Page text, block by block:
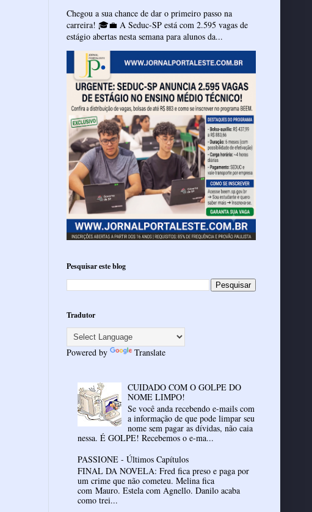
Chegou a sua chance de dar o primeiro passo na
carreira! 🎓💼 A Seduc-SP está com 2.595 vagas de
estágio abertas nesta semana para alunos da...
Pesquisar este blog
Tradutor
Powered by Translate
CUIDADO COM O GOLPE DO
NOME LIMPO!
Se você anda recebendo e-mails com
a informação de que pode limpar seu
nome sem pagar as dívidas, não caia
nessa. É GOLPE! Recebemos o e-ma...
PASSIONE - Últimos Capítulos
FINAL DA NOVELA: Fred fica preso e paga por
um crime que não cometeu. Melina fica
com Mauro. Estela com Agnello. Danilo acaba
como trei...